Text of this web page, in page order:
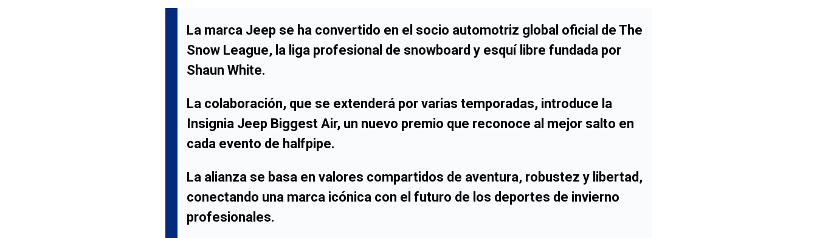
La marca Jeep se ha convertido en el socio automotriz global oficial de The
Snow League, la liga profesional de snowboard y esquí libre fundada por
Shaun White.
La colaboración, que se extenderá por varias temporadas, introduce la
Insignia Jeep Biggest Air, un nuevo premio que reconoce al mejor salto en
cada evento de halfpipe.
La alianza se basa en valores compartidos de aventura, robustez y libertad,
conectando una marca icónica con el futuro de los deportes de invierno
profesionales.